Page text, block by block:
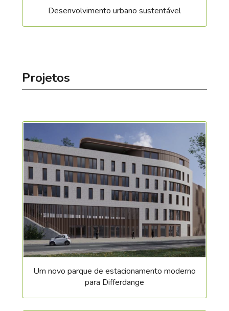
Desenvolvimento urbano sustentável
Projetos
Um novo parque de estacionamento moderno
para Differdange